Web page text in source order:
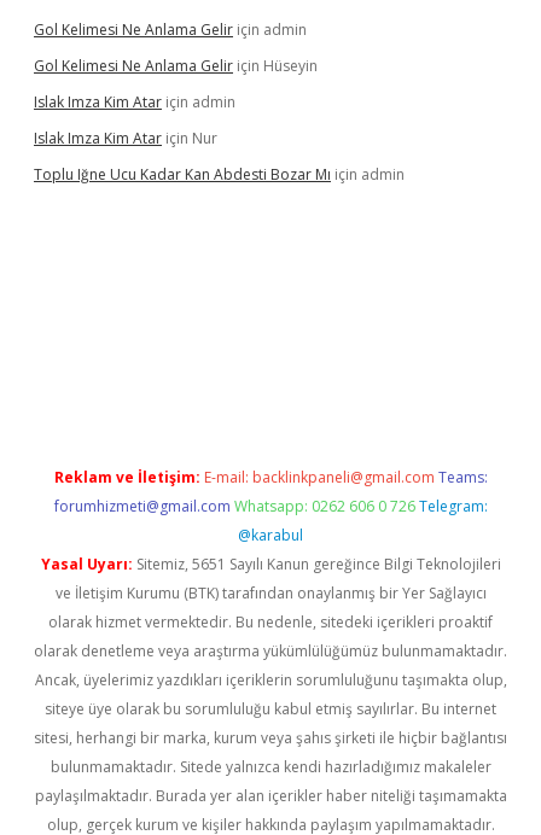
Gol Kelimesi Ne Anlama Gelir için admin
Gol Kelimesi Ne Anlama Gelir için Hüseyin
Islak Imza Kim Atar için admin
Islak Imza Kim Atar için Nur
Toplu Iğne Ucu Kadar Kan Abdesti Bozar Mı için admin
Reklam ve İletişim: E-mail: backlinkpaneli@gmail.com Teams:
forumhizmeti@gmail.com Whatsapp: 0262 606 0 726 Telegram:
@karabul
Yasal Uyarı: Sitemiz, 5651 Sayılı Kanun gereğince Bilgi Teknolojileri
ve İletişim Kurumu (BTK) tarafından onaylanmış bir Yer Sağlayıcı
olarak hizmet vermektedir. Bu nedenle, sitedeki içerikleri proaktif
olarak denetleme veya araştırma yükümlülüğümüz bulunmamaktadır.
Ancak, üyelerimiz yazdıkları içeriklerin sorumluluğunu taşımakta olup,
siteye üye olarak bu sorumluluğu kabul etmiş sayılırlar. Bu internet
sitesi, herhangi bir marka, kurum veya şahıs şirketi ile hiçbir bağlantısı
bulunmamaktadır. Sitede yalnızca kendi hazırladığımız makaleler
paylaşılmaktadır. Burada yer alan içerikler haber niteliği taşımamakta
olup, gerçek kurum ve kişiler hakkında paylaşım yapılmamaktadır.